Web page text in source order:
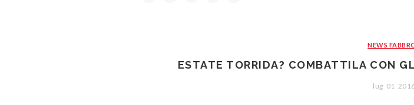
NEWS
ESTATE TORRIDA? COMBATTILA CON
lug 01